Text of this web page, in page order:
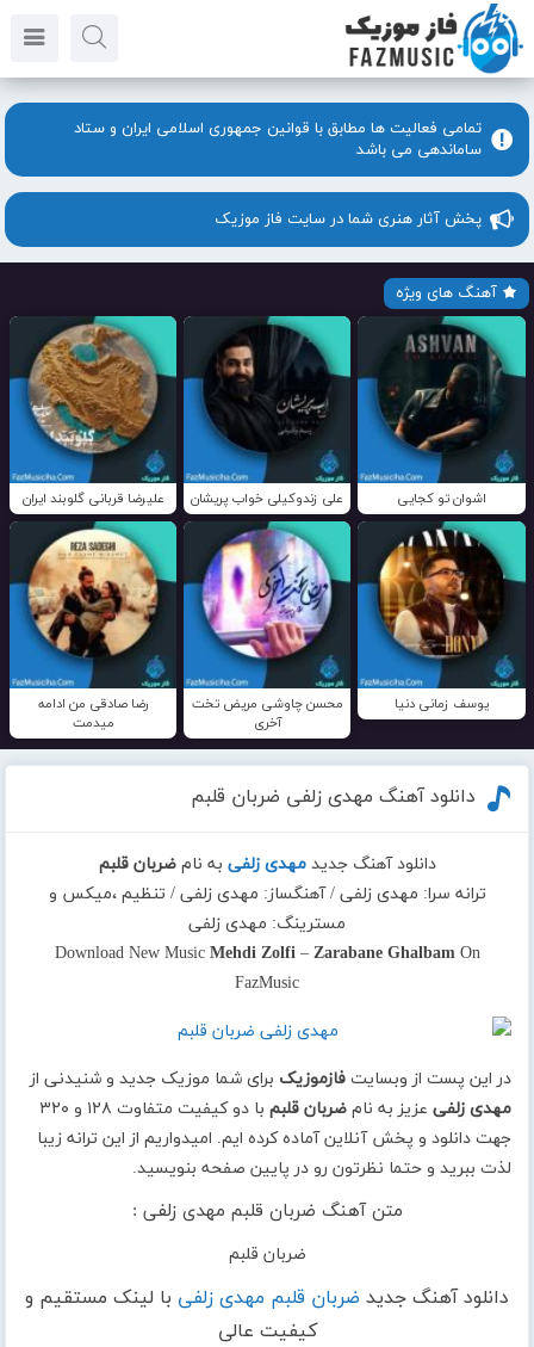
تمامی فعالیت ها مطابق با قوانین جمهوری اسلامی ایران و ستاد
ساماندهی می باشد
پخش آثار هنری شما در سایت فاز موزیک
آهنگ های ویژه
اشوان تو کجایی علی زندوکیلی خواب پریشان علیرضا قربانی گلوبند ایران
یوسف زمانی دنیا
محسن چاوشی مریض تخت
آخری
رضا صادقی من ادامه
میدمت
دانلود آهنگ مهدی زلفی ضربان قلبم
دانلود آهنگ جدیدمهدی زلفی به نامضربان قلبم
ترانه سرا: مهدی زلفی / آهنگساز: مهدی زلفی / تنظیم ،میکس و
مسترینگ: مهدی زلفی
Download New Music Mehdi Zolfi– Zarabane GhalbamOn
FazMusic
در این پست از وبسایتفازموزیک برای شما موزیک جدید و شنیدنی از
مهدی زلفی عزیز به نامضربان قلبم
با دو کیفیت متفاوت ۱۲۸ و ۳۲۰
جهت دانلود و پخش آنلاین آماده کرده ایم. امیدواریم از این ترانه زیبا
لذت ببرید و حتما نظرتون رو در پایین صفحه بنویسید.
متن آهنگ ضربان قلبم مهدی زلفی :
ضربان قلبم
دانلود آهنگ جدید ضربان قلبم مهدی زلفی با لینک مستقیم و
کیفیت عالی